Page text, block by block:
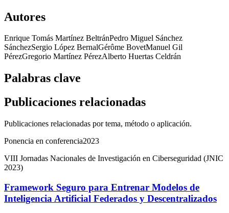
Autores
Enrique Tomás Martínez BeltránPedro Miguel Sánchez
SánchezSergio López BernalGérôme BovetManuel Gil
PérezGregorio Martínez PérezAlberto Huertas Celdrán
Palabras clave
Publicaciones relacionadas
Publicaciones relacionadas por tema, método o aplicación.
Ponencia en conferencia2023
VIII Jornadas Nacionales de Investigación en Ciberseguridad (JNIC
2023)
Framework Seguro para Entrenar Modelos de
Inteligencia Artificial Federados y Descentralizados